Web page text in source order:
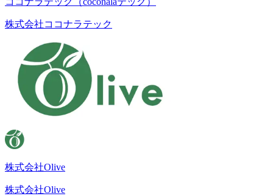
株式会社ココナラテック
株式会社Olive
株式会社Olive